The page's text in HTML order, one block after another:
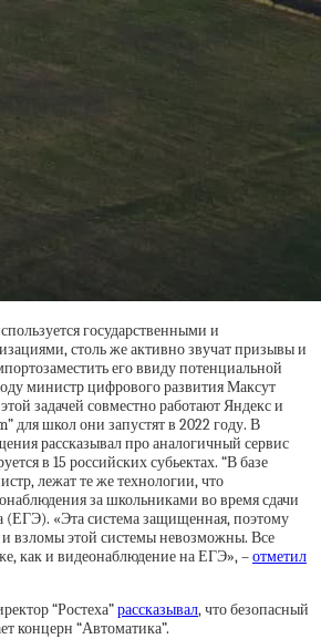
государственными и
столь же активно звучат призывы и
его ввиду потенциальной
министр цифрового развития Максут
задачей совместно работают Яндекс и
для школ они запустят в 2022 году. В
рассказывал про аналогичный сервис
в 15 российских субьектах. “В базе
лежат те же технологии, что
за школьниками во время сдачи
(ЕГЭ). «Эта система защищенная, поэтому
и взломы этой системы невозможны. Все
как и видеонаблюдение на ЕГЭ», –отметил
“Ростеха”рассказывал, что безопасный
концерн “Автоматика”.